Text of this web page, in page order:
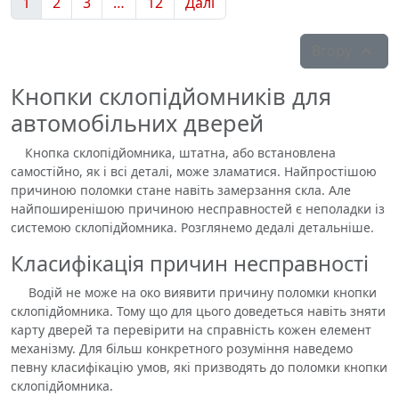
Кнопки склопідйомників для
автомобільних дверей
Кнопка склопідйомника, штатна, або встановлена ​​
самостійно, як і всі деталі, може зламатися. Найпростішою
причиною поломки стане навіть замерзання скла. Але
найпоширенішою причиною несправностей є неполадки із
системою склопідйомника. Розглянемо дедалі детальніше.
Класифікація причин несправності
Водій не може на око виявити причину поломки кнопки
склопідйомника. Тому що для цього доведеться навіть зняти
карту дверей та перевірити на справність кожен елемент
механізму. Для більш конкретного розуміння наведемо
певну класифікацію умов, які призводять до поломки кнопки
склопідйомника.